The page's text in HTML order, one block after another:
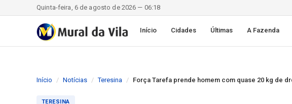
Quinta-feira, 6 de agosto de 2026 — 06:18
Início Cidades Últimas A Fazenda
Início Notícias Teresina Força Tarefa prende homem com quase 20 kg de
TERESINA